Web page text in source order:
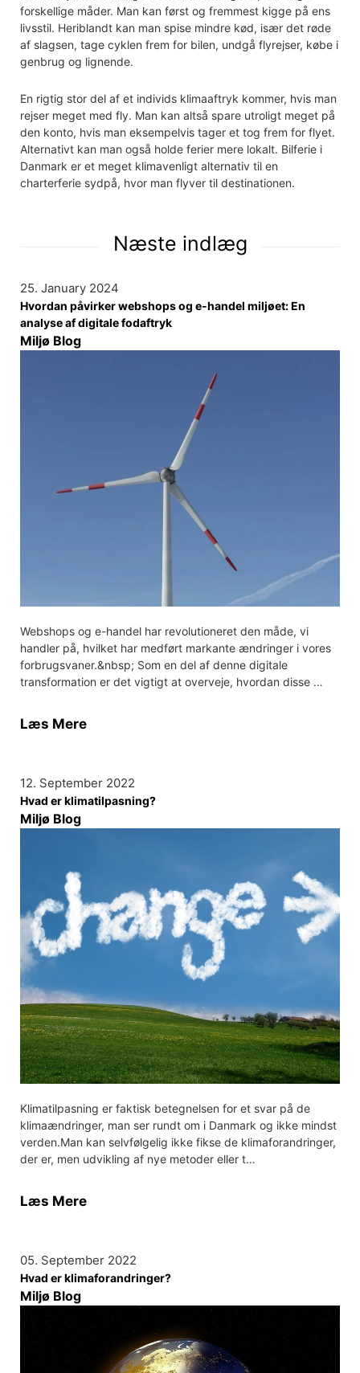
forskellige måder. Man kan først og fremmest kigge på ens
livsstil. Heriblandt kan man spise mindre kød, især det røde
af slagsen, tage cyklen frem for bilen, undgå flyrejser, købe i
genbrug og lignende.
En rigtig stor del af et individs klimaaftryk kommer, hvis man
rejser meget med fly. Man kan altså spare utroligt meget på
den konto, hvis man eksempelvis tager et tog frem for flyet.
Alternativt kan man også holde ferier mere lokalt. Bilferie i
Danmark er et meget klimavenligt alternativ til en
charterferie sydpå, hvor man flyver til destinationen.
Næste indlæg
25. January 2024
Hvordan påvirker webshops og e-handel miljøet: En
analyse af digitale fodaftryk
Miljø Blog
Webshops og e-handel har revolutioneret den måde, vi
handler på, hvilket har medført markante ændringer i vores
forbrugsvaner.&nbsp; Som en del af denne digitale
transformation er det vigtigt at overveje, hvordan disse …
Læs Mere
12. September 2022
Hvad er klimatilpasning?
Miljø Blog
Klimatilpasning er faktisk betegnelsen for et svar på de
klimaændringer, man ser rundt om i Danmark og ikke mindst
verden.Man kan selvfølgelig ikke fikse de klimaforandringer,
der er, men udvikling af nye metoder eller t…
Læs Mere
05. September 2022
Hvad er klimaforandringer?
Miljø Blog